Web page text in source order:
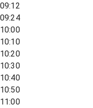
09:12
09:24
10:00
10:10
10:20
10:30
10:40
10:50
11:00